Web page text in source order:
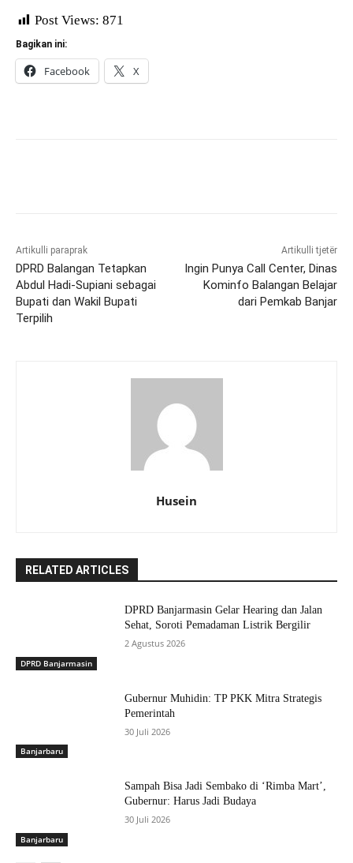
Post Views: 871
Bagikan ini:
Facebook X
Artikulli paraprak
DPRD Balangan Tetapkan
Abdul Hadi-Supiani sebagai
Bupati dan Wakil Bupati
Terpilih
Artikulli tjetër
Ingin Punya Call Center, Dinas
Kominfo Balangan Belajar
dari Pemkab Banjar
Husein
RELATED ARTICLES
DPRD Banjarmasin
DPRD Banjarmasin Gelar Hearing dan Jalan
Sehat, Soroti Pemadaman Listrik Bergilir
2 Agustus 2026
Banjarbaru
Gubernur Muhidin: TP PKK Mitra Strategis
Pemerintah
30 Juli 2026
Banjarbaru
Sampah Bisa Jadi Sembako di ‘Rimba Mart’,
Gubernur: Harus Jadi Budaya
30 Juli 2026